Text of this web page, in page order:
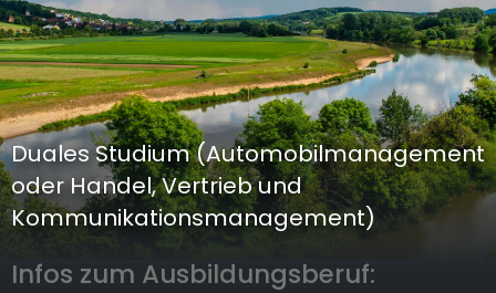
Duales Studium (Automobilmanagement
oder Handel, Vertrieb und
Kommunikationsmanagement)
Infos zum Ausbildungsberuf: